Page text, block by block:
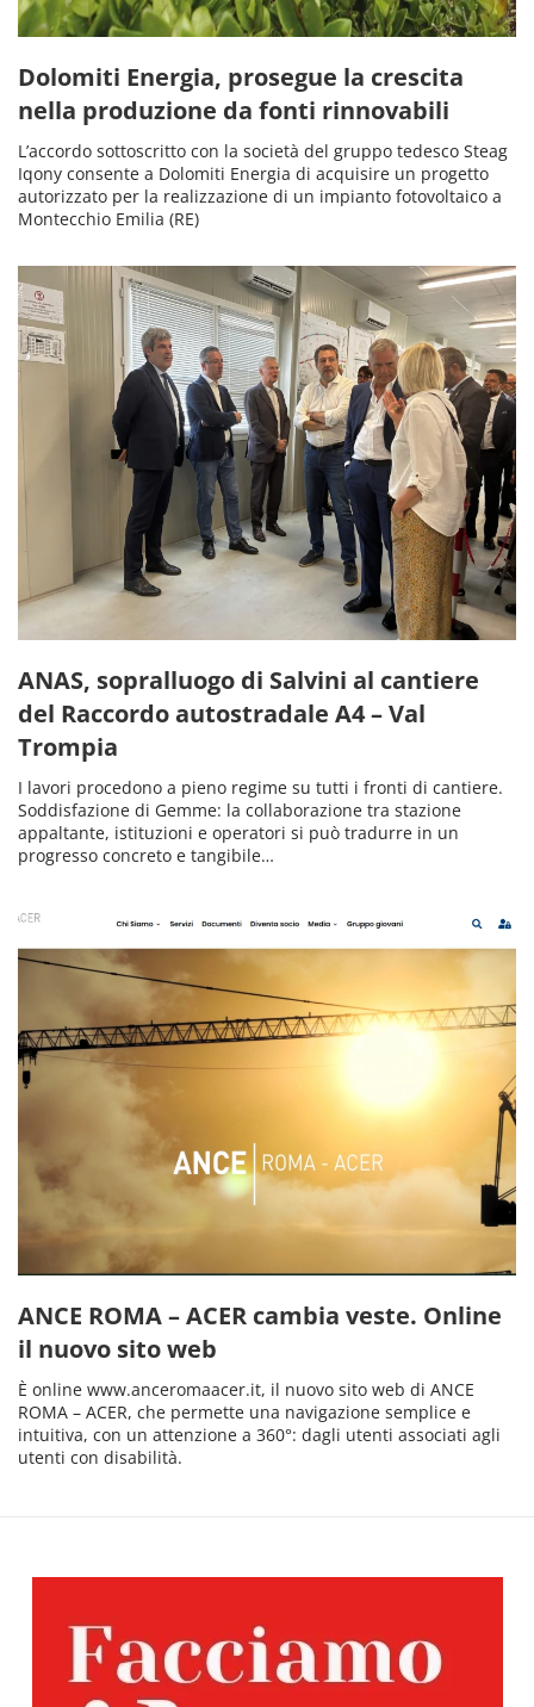
Dolomiti Energia, prosegue la crescita
nella produzione da fonti rinnovabili
L’accordo sottoscritto con la società del gruppo tedesco Steag
Iqony consente a Dolomiti Energia di acquisire un progetto
autorizzato per la realizzazione di un impianto fotovoltaico a
Montecchio Emilia (RE)
ANAS, sopralluogo di Salvini al cantiere
del Raccordo autostradale A4 – Val
Trompia
I lavori procedono a pieno regime su tutti i fronti di cantiere.
Soddisfazione di Gemme: la collaborazione tra stazione
appaltante, istituzioni e operatori si può tradurre in un
progresso concreto e tangibile…
ANCE ROMA – ACER cambia veste. Online
il nuovo sito web
È online www.anceromaacer.it, il nuovo sito web di ANCE
ROMA – ACER, che permette una navigazione semplice e
intuitiva, con un attenzione a 360°: dagli utenti associati agli
utenti con disabilità.